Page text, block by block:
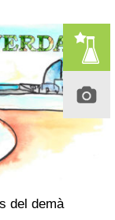
del demà